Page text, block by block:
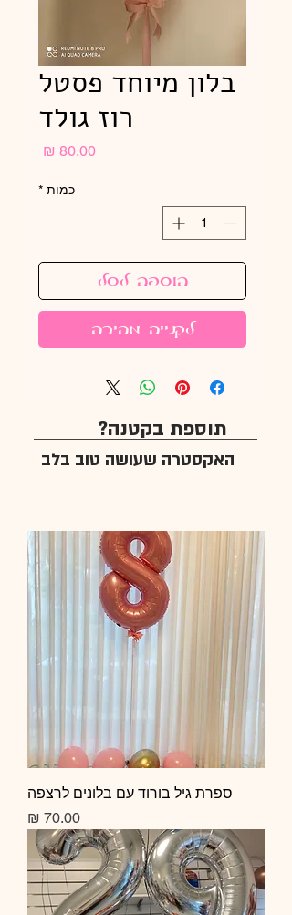
בלון מיוחד פסטל
רוז גולד
כמות *
הוספה לסל
לקנייה מהירה
תוספת בקטנה?
האקסטרה שעושה טוב בלב
ספרת גיל בורוד עם בלונים לרצפה
מחיר